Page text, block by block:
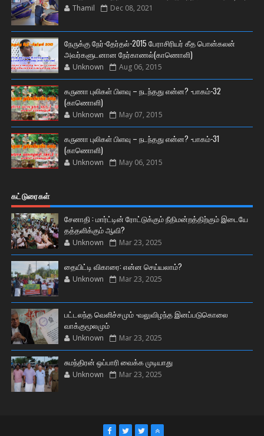
Thamil Dec 08, 2021
நேருக்கு நேர்-தேர்தல்-2015 பேராசிரியர் கீத பொன்கலன்
அவர்களுடனான நேர்காணல்(காணொளி)
Unknown Aug 06, 2015
கருணா புலிகள் பிளவு – நடந்தது என்ன? -பாகம்-32
(காணொளி)
Unknown May 07, 2015
கருணா புலிகள் பிளவு – நடந்தது என்ன? -பாகம்-31
(காணொளி)
Unknown May 06, 2015
கட்டுரைகள்
சேனாதி : மார்ட்டின் ரோட்டுக்கும் நீதிமன்றத்திற்கும் இடையே
தத்தளிக்கும் ஆவி?
Unknown Mar 23, 2025
தையிட்டி விகாரை: என்ன செய்யலாம்?
Unknown Mar 23, 2025
பட்டலந்த வெளிச்சமும் -வலுவிழந்த இனப்படுகொலை
வாக்குமூலமும்
Unknown Mar 23, 2025
சுமந்திரன் ஒப்பாரி வைக்க முடியாது
Unknown Mar 23, 2025